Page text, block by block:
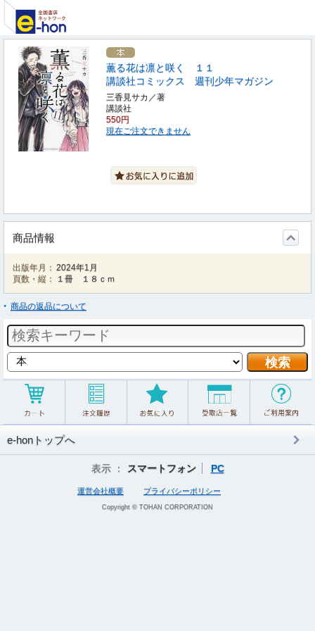
薫る花は凛と咲く １１
講談社コミックス 週刊少年マガジン
三香見サカ／著
講談社
550円
現在ご注文できません
商品情報
出版年月： 2024年1月
頁数・縦：
１冊 １８ｃｍ
商品の返品について
e-honトップへ
表示 ： スマートフォン PC
運営会社概要 プライバシーポリシー
Copyright © TOHAN CORPORATION